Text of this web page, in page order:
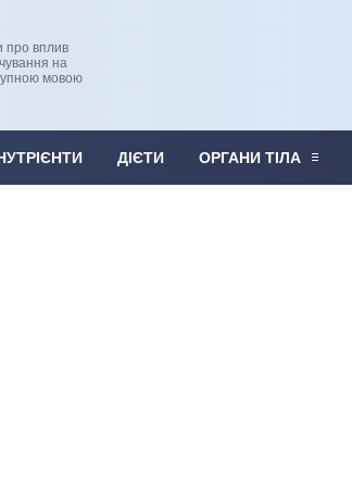
про вплив
на
мовою
ДІЄТИ ОРГАНИ ТІЛА